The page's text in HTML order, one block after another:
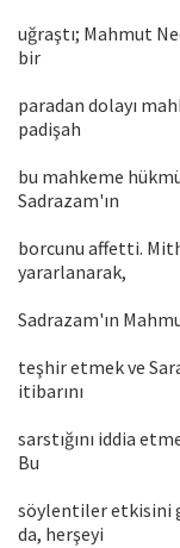
uğraştı; Mahmut
bir
paradan dolayı
padişah
bu mahkeme
Sadrazam'ın
borcunu affetti.
yararlanarak,
Sadrazam'ın
teşhir etmek ve
itibarını
sarstığını iddia
Bu
söylentiler etkisini
da, herşeyi